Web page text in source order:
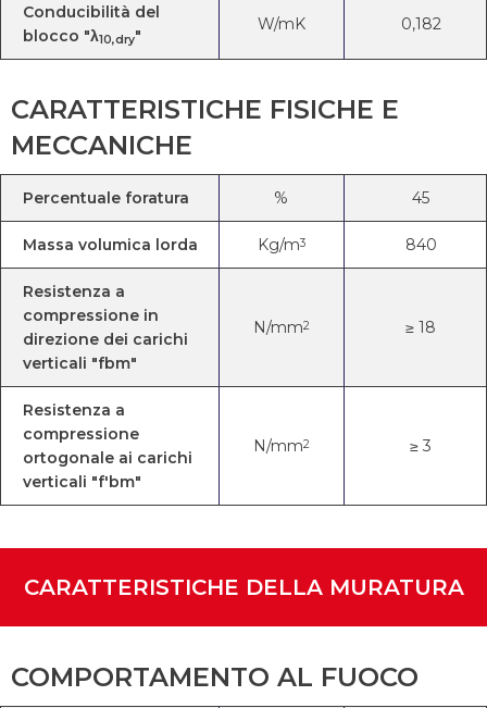
Conducibilità del
blocco "λ10,dry"
W/mK 0,182
CARATTERISTICHE FISICHE E
MECCANICHE
Percentuale foratura % 45
Massa volumica lorda Kg/m3 840
Resistenza a
compressione in
direzione dei carichi
verticali "fbm"
N/mm2 ≥ 18
Resistenza a
compressione
ortogonale ai carichi
verticali "f'bm"
N/mm2 ≥ 3
CARATTERISTICHE DELLA MURATURA
COMPORTAMENTO AL FUOCO